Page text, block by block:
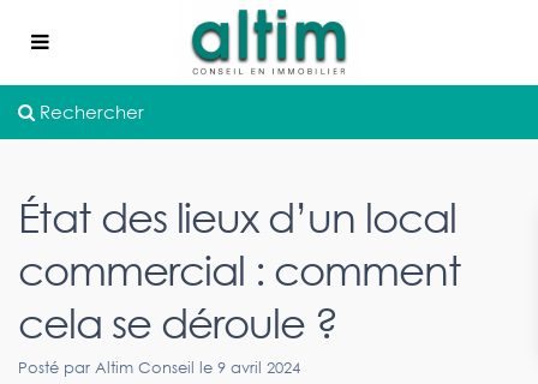
Rechercher
État des lieux d’un local
commercial : comment
cela se déroule ?
Posté par Altim Conseil le 9 avril 2024